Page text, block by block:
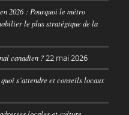
2026 : Pourquoi le métro
le plus stratégique de la
canadien ? 22 mai 2026
s’attendre et conseils locaux